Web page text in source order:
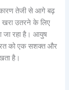
तेजी से आगे बढ़
उतरने के लिए
जा रहा है। आयुष
को एक सशक्त और
है।